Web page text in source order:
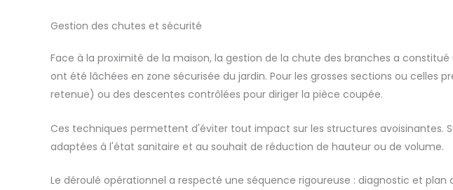
Gestion des chutes et sécurité
Face à la proximité de la maison, la gestion de la chute des branches a
ont été lâchées en zone sécurisée du jardin. Pour les grosses sections ou
retenue) ou des descentes contrôlées pour diriger la pièce coupée.
Ces techniques permettent d'éviter tout impact sur les structures avoisinantes.
adaptées à l'état sanitaire et au souhait de réduction de hauteur ou de volume.
Le déroulé opérationnel a respecté une séquence rigoureuse : diagnostic et